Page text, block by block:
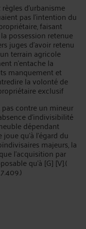
d'urbanisme
pas l'intention du
faisant
possession retenue
juges d’avoir retenu
terrain agricole
n'entache la
manquement et
la volonté de
exclusif
contre un mineur
d'indivisibilité
dépendant
qu'à l'égard du
majeurs, la
l'acquisition par
qu'à [G] [V].(